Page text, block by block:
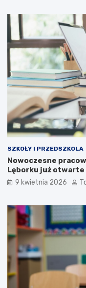
SZKOŁY I PRZEDSZKOLA
Nowoczesne
Lęborku już otwarte
9 kwietnia 2026